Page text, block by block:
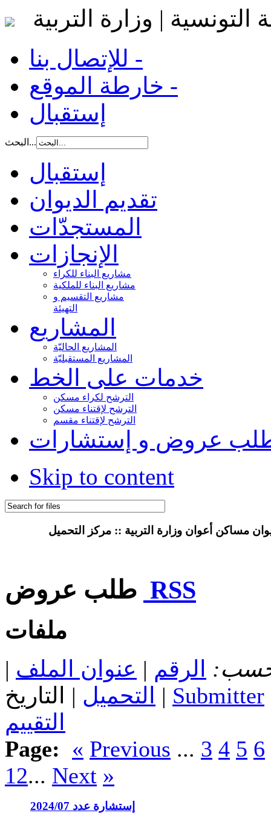
التونسية | وزارة التربية
للإتصال بنا -
خارطة الموقع -
إستقبال
البحث...
إستقبال
تقديم الديوان
المستجدّات
الإنجازات
مشاريع البناء للكراء
مشاريع البناء للملكية
مشاريع التقسيم و
التهيئة
المشاريع
المشاريع الحاليّة
المشاريع المستقبليّة
خدمات على الخط
الترشح لكراء مسكن
الترشح لإقتناء مسكن
الترشح لإقتناء مقسم
عروض و إستشارات
Skip to content
RSS
ملفات
حسب: الرقم | عنوان الملف |
التحميل | التاريخ | Submitter
التقييم
Page: « Previous ... 3 4 5 6
12... Next »
إستشارة عدد 2024/07